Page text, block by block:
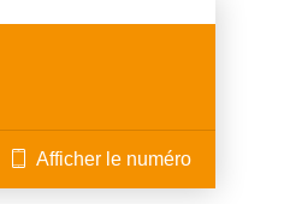
Afficher le numéro